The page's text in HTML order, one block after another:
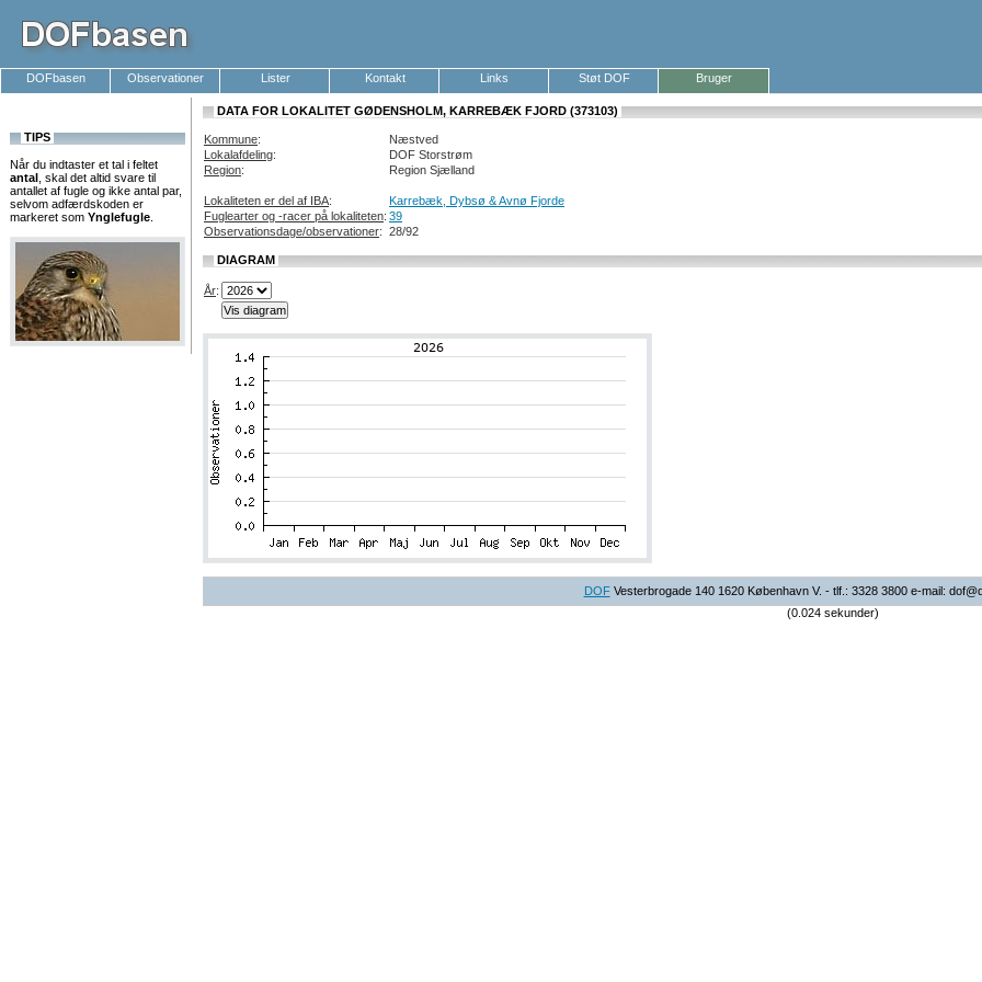
DOFbasen Observationer Lister Kontakt Links Støt DOF Bruger
TIPS
Når du indtaster et tal i feltet
antal , skal det altid svare til
antallet af fugle og ikke antal par,
selvom adfærdskoden er
markeret som Ynglefugle
DATA FOR LOKALITET GØDENSHOLM, KARREBÆK FJORD (373103)
Kommune:
Næstved
Lokalafdeling:
DOF Storstrøm
Region: Region Sjælland
Lokaliteten er del af IBA:
Karrebæk, Dybsø & Avnø Fjorde
Fuglearter og -racer på lokaliteten: 39
Observationsdage/observationer: 28/92
DIAGRAM
År:
DOFVesterbrogade 140 1620 København V. - tlf.: 3328 3800 e-mail:
(0.024 sekunder)